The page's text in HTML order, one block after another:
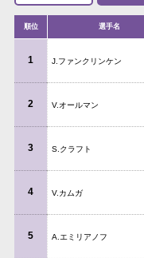
順位 選手名
1 J.ファンクリンケン
2 V.オールマン
3 S.クラフト
4 V.カムガ
5 A.エミリアノフ